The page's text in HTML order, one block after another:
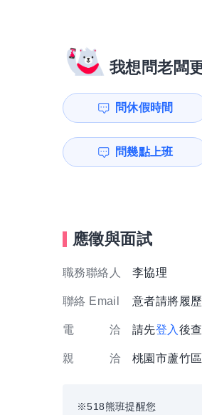
我想問老闆
問休假時間
問幾點上班
應徵與面試
職務聯絡人 李協理
聯絡 Email 意者請將履
電 洽 請先登入 後
親 洽 桃園市蘆竹
※518熊班提醒您